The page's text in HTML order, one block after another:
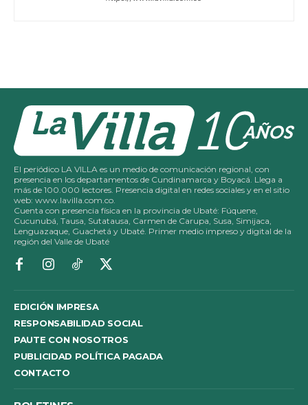
El periódico LA VILLA es un medio de comunicación regional, con
presencia en los departamentos de Cundinamarca y Boyacá. Llega a
más de 100.000 lectores. Presencia digital en redes sociales y en el sitio
web: www.lavilla.com.co.
Cuenta con presencia física en la provincia de Ubaté: Fúquene,
Cucunubá, Tausa, Sutatausa, Carmen de Carupa, Susa, Simijaca,
Lenguazaque, Guachetá y Ubaté. Primer medio impreso y digital de la
región del Valle de Ubaté
EDICIÓN IMPRESA
RESPONSABILIDAD SOCIAL
PAUTE CON NOSOTROS
PUBLICIDAD POLÍTICA PAGADA
CONTACTO